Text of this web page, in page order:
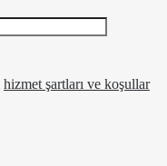
hizmet şartları ve koşullar